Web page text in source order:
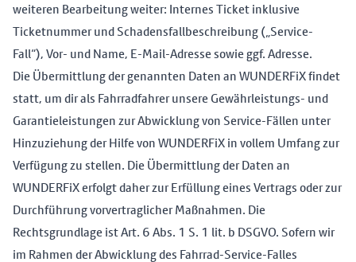
weiteren Bearbeitung weiter: Internes Ticket inklusive
Ticketnummer und Schadensfallbeschreibung („Service-
Fall“), Vor- und Name, E-Mail-Adresse sowie ggf. Adresse.
Die Übermittlung der genannten Daten an WUNDERFiX findet
statt, um dir als Fahrradfahrer unsere Gewährleistungs- und
Garantieleistungen zur Abwicklung von Service-Fällen unter
Hinzuziehung der Hilfe von WUNDERFiX in vollem Umfang zur
Verfügung zu stellen. Die Übermittlung der Daten an
WUNDERFiX erfolgt daher zur Erfüllung eines Vertrags oder zur
Durchführung vorvertraglicher Maßnahmen. Die
Rechtsgrundlage ist Art. 6 Abs. 1 S. 1 lit. b DSGVO. Sofern wir
im Rahmen der Abwicklung des Fahrrad-Service-Falles